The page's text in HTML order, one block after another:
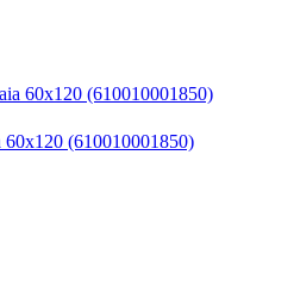
(610010001850)